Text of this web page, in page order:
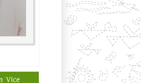
Vice